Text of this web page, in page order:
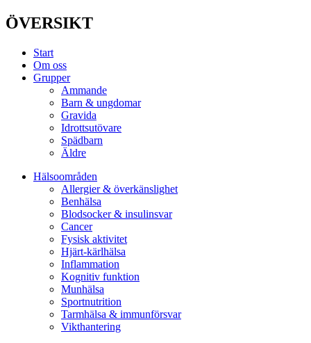
ÖVERSIKT
Start
Om oss
Grupper
Ammande
Barn & ungdomar
Gravida
Idrottsutövare
Spädbarn
Äldre
Hälsoområden
Allergier & överkänslighet
Benhälsa
Blodsocker & insulinsvar
Cancer
Fysisk aktivitet
Hjärt-kärlhälsa
Inflammation
Kognitiv funktion
Munhälsa
Sportnutrition
Tarmhälsa & immunförsvar
Vikthantering